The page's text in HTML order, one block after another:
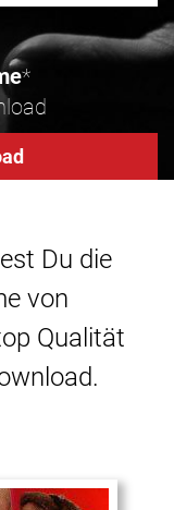
*
Du die
von
Qualität